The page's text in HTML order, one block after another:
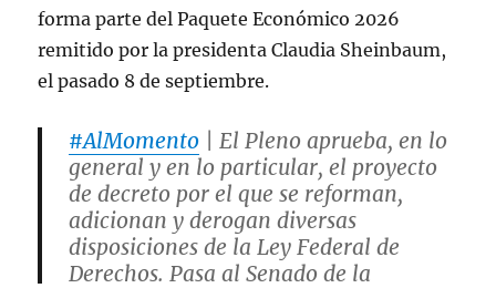
forma parte del Paquete Económico 2026
remitido por la presidenta Claudia Sheinbaum,
el pasado 8 de septiembre.
#AlMomento | El Pleno aprueba, en lo
general y en lo particular, el proyecto
de decreto por el que se reforman,
adicionan y derogan diversas
disposiciones de la Ley Federal de
Derechos. Pasa al Senado de la